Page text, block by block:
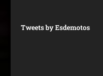
Tweets by Esdemotos